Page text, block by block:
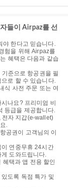
들이 Airpaz를 선
야 한다고 믿습니다.
험을 위해 Airpaz를
혜택은 다음과 같습
준으로 항공권을 필
로 할 수 있습니다.
식 사전 주문 또는 여
나요? 프리미엄 비
등급을 제공합니다.
전자 지갑(e-wallet)
.
공권이 고객님의 이
연중무휴 24시간
도와드립니다.
택과 앱 전용 할인
도록 독점 특가 및